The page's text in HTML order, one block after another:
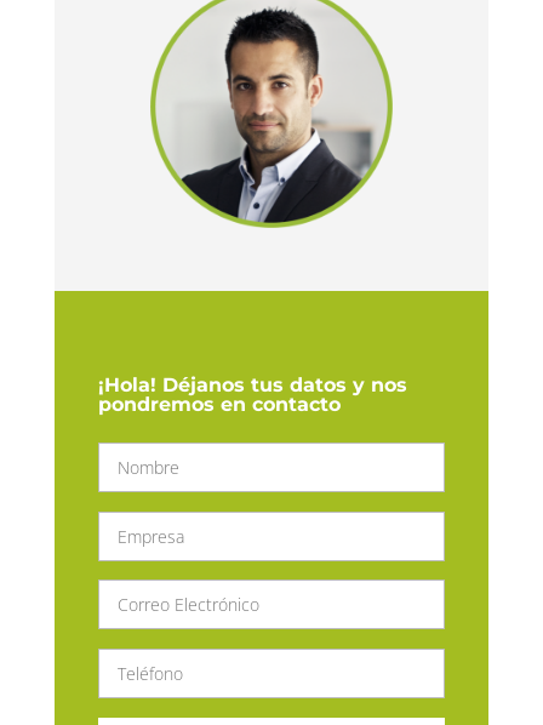
¡Hola! Déjanos tus datos y nos
pondremos en contacto